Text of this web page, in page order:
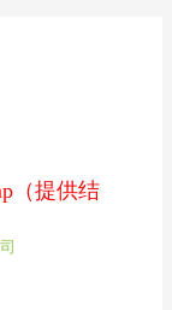
（提供结